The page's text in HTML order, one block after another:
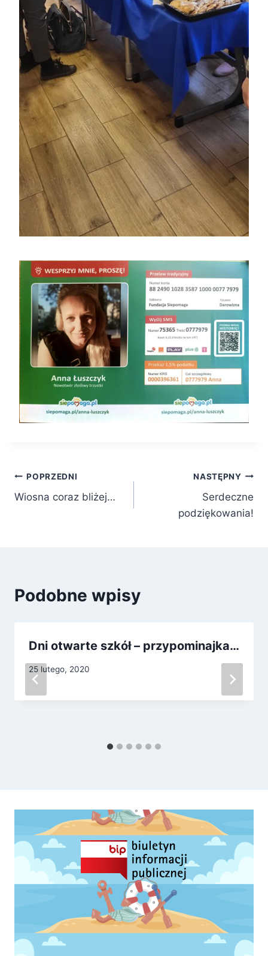
Nawigacja
wpisu
POPRZEDNI
Wiosna coraz bliżej…
NASTĘPNY
Serdeczne
podziękowania!
Podobne wpisy
Dni otwarte szkół – przypominajka…
25 lutego, 2020